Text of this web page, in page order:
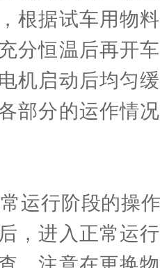
根据试车用物
分恒温后再开
机启动后均匀
部分的运作情
运行阶段的操
，进入正常运